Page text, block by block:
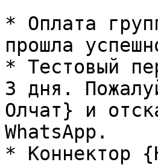
* Оплата
прошла
* Тестовый
3 дня.
Олчат} и
WhatsApp.
* Коннектор